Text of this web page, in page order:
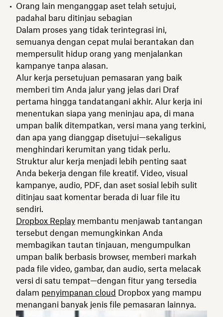
Orang lain menganggap aset telah setujui,
padahal baru ditinjau sebagian
Dalam proses yang tidak terintegrasi ini,
semuanya dengan cepat mulai berantakan dan
mempersulit hidup orang yang menjalankan
kampanye tanpa alasan.
Alur kerja persetujuan pemasaran yang baik
memberi tim Anda jalur yang jelas dari Draf
pertama hingga tandatangani akhir. Alur kerja ini
menentukan siapa yang meninjau apa, di mana
umpan balik ditempatkan, versi mana yang terkini,
dan apa yang dianggap disetujui—sekaligus
menghindari kerumitan yang tidak perlu.
Struktur alur kerja menjadi lebih penting saat
Anda bekerja dengan file kreatif. Video, visual
kampanye, audio, PDF, dan aset sosial lebih sulit
ditinjau saat komentar berada di luar file itu
sendiri.
Dropbox Replay membantu menjawab tantangan
tersebut dengan memungkinkan Anda
membagikan tautan tinjauan, mengumpulkan
umpan balik berbasis browser, memberi markah
pada file video, gambar, dan audio, serta melacak
versi di satu tempat—dengan fitur yang tersedia
dalam penyimpanan cloud Dropbox yang mampu
menangani banyak jenis file pemasaran lainnya.